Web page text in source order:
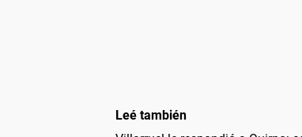
Leé también